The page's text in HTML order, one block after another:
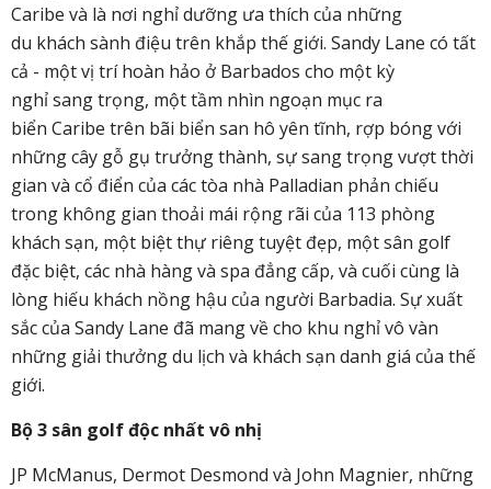
Caribe và là nơi nghỉ dưỡng ưa thích của những
du khách sành điệu trên khắp thế giới. Sandy Lane có tất
cả - một vị trí hoàn hảo ở Barbados cho một kỳ
nghỉ sang trọng, một tầm nhìn ngoạn mục ra
biển Caribe trên bãi biển san hô yên tĩnh, rợp bóng với
những cây gỗ gụ trưởng thành, sự sang trọng vượt thời
gian và cổ điển của các tòa nhà Palladian phản chiếu
trong không gian thoải mái rộng rãi của 113 phòng
khách sạn, một biệt thự riêng tuyệt đẹp, một sân golf
đặc biệt, các nhà hàng và spa đẳng cấp, và cuối cùng là
lòng hiếu khách nồng hậu của người Barbadia. Sự xuất
sắc của Sandy Lane đã mang về cho khu nghỉ vô vàn
những giải thưởng du lịch và khách sạn danh giá của thế
giới.
Bộ 3 sân golf độc nhất vô nhị
JP McManus, Dermot Desmond và John Magnier, những